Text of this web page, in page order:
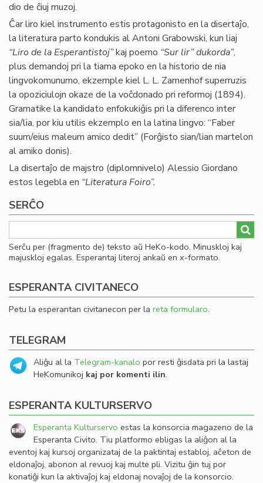
dio de ĉiuj muzoj.
Ĉar liro kiel instrumento estis protagonisto en la disertaĵo,
la literatura parto kondukis al Antoni Grabowski, kun liaj
“Liro de la Esperantistoj”kaj poemo “Sur lir” dukorda”,
plus demandoj pri la tiama epoko en la historio de nia
lingvokomunumo, ekzemple kiel L. L. Zamenhof superruzis
la opoziciulojn okaze de la voĉdonado pri reformoj (1894).
Gramatike la kandidato enfokukiĝis pri la diferenco inter
sia/lia, por kiu utilis ekzemplo en la latina lingvo: “Faber
suum/eius maleum amico dedit” (Forĝisto sian/lian martelon
al amiko donis).
La disertaĵo de majstro (diplomnivelo) Alessio Giordano
estos legebla en “Literatura Foiro”.
SERĈO
Serĉu per (fragmento de) teksto aŭ HeKo-kodo. Minuskloj kaj
majuskloj egalas. Esperantaj literoj ankaŭ en x-formato.
ESPERANTA CIVITANECO
Petu la esperantan civitanecon per la reta formularo.
TELEGRAM
Aliĝu al la Telegram-kanalo por resti ĝisdata pri la lastaj
HeKomunikoj kaj por komenti ilin.
ESPERANTA KULTURSERVO
Esperanta Kulturservo estas la konsorcia magazeno de la
Esperanta Civito. Tiu platformo ebligas la aliĝon al la
eventoj kaj kursoj organizataj de la paktintaj establoj, aĉeton de
eldonaĵoj, abonon al revuoj kaj multe pli. Vizitu ĝin tuj por
konatiĝi kun la aktivaĵoj kaj eldonaj novaĵoj de la konsorcio.